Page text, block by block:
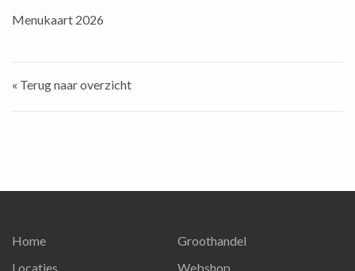
Menukaart 2026
« Terug naar overzicht
Home
Locaties
Groothandel
Webshop